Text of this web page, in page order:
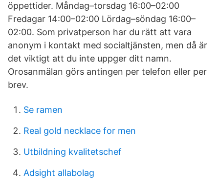
öppettider. Måndag–torsdag 16:00–02:00
Fredagar 14:00–02:00 Lördag–söndag 16:00–
02:00. Som privatperson har du rätt att vara
anonym i kontakt med socialtjänsten, men då är
det viktigt att du inte uppger ditt namn.
Orosanmälan görs antingen per telefon eller per
brev.
Se ramen
Real gold necklace for men
Utbildning kvalitetschef
Adsight allabolag